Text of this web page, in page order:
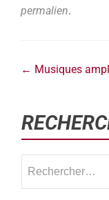
permalien.
← Musiques